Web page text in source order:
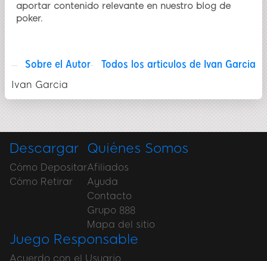
aportar contenido relevante en nuestro blog de
poker.
Sobre el Autor Todos los articulos de Ivan Garcia
Ivan Garcia
Descargar
Cómo Depositar
Cómo Retirar
Quiénes Somos
Afiliados
Ayuda
Contacto
Grupo 888
Mapa del sitio
Juego Responsable
Acuerdo con el Usuario